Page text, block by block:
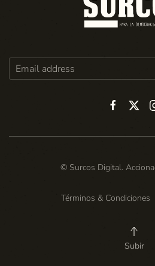
© Surcos Digital.
Términos & Condiciones
Subir